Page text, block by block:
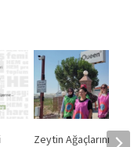
Zeytin Ağaçlarının